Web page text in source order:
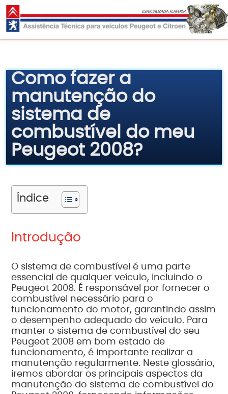
Pular
conteúdo
Como fazer a
manutenção do
sistema de
combustível do meu
Peugeot 2008?
Índice
Introdução
O sistema de combustível é uma parte
essencial de qualquer veículo, incluindo o
Peugeot 2008. É responsável por fornecer o
combustível necessário para o
funcionamento do motor, garantindo assim
o desempenho adequado do veículo. Para
manter o sistema de combustível do seu
Peugeot 2008 em bom estado de
funcionamento, é importante realizar a
manutenção regularmente. Neste glossário,
iremos abordar os principais aspectos da
manutenção do sistema de combustível do